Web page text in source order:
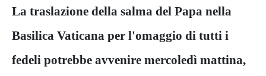
La traslazione della salma del Papa nella
Basilica Vaticana per l'omaggio di tutti i
fedeli potrebbe avvenire mercoledì mattina,